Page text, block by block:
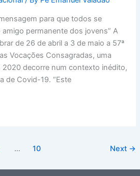
para que todos se
amigo permanente dos jovens” A
de 26 de abril a 3 de maio a 57ª
Vocações Consagradas, uma
2020 decorre num contexto inédito,
de Covid-19. “Este
… 10 Next →